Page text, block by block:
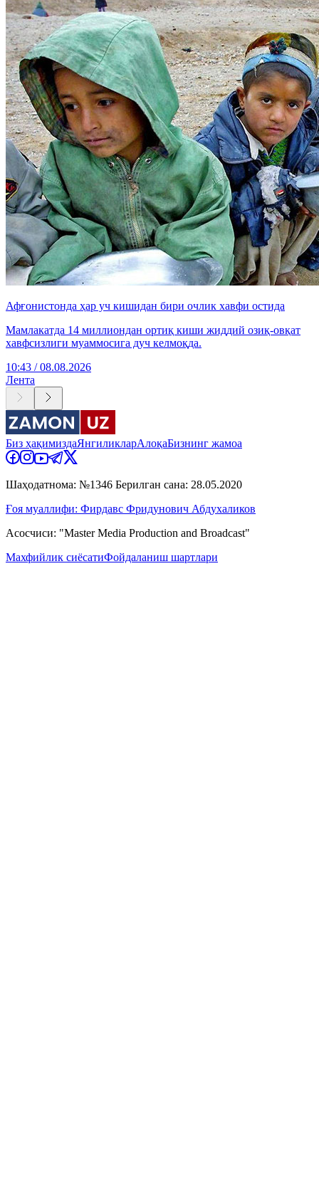
Афғонистонда ҳар уч кишидан бири очлик хавфи остида
Мамлакатда 14 миллиондан ортиқ киши жиддий озиқ-овқат
хавфсизлиги муаммосига дуч келмоқда.
10:43 / 08.08.2026
Лента
Биз ҳақимиздаЯнгиликларАлоқаБизнинг жамоа
Шаҳодатнома: №1346 Берилган сана: 28.05.2020
Ғоя муаллифи: Фирдавс Фридунович Абдухаликов
Асосчиси: "Master Media Production and Broadcast"
Махфийлик сиёсатиФойдаланиш шартлари